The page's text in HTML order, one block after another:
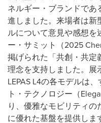
ネルギー・ブランドであ
進しました。来場者は新
ルについて意見や感想を
ー・サミット（2025
掲げられた「共創・共定
理念を支持しました。展
LEPAS L4の各モデルは
ト・テクノロジー（
り、優雅なモビリティ
に優れた基盤を提供しま